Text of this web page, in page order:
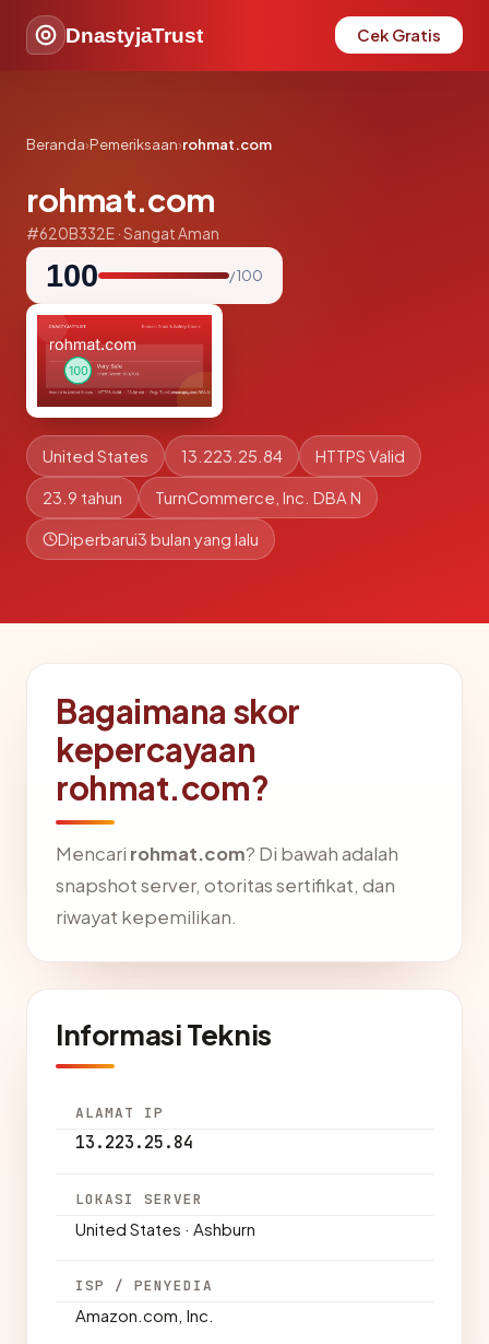
DnastyjaTrust Cek Gratis
Beranda›Pemeriksaan›rohmat.com
rohmat.com
#620B332E · Sangat Aman
100 / 100
United States 13.223.25.84 HTTPS Valid
23.9 tahun TurnCommerce, Inc. DBA N
Diperbarui3 bulan yang lalu
Bagaimana skor
kepercayaan
rohmat.com?
Mencari rohmat.com? Di bawah adalah
snapshot server, otoritas sertifikat, dan
riwayat kepemilikan.
Informasi Teknis
ALAMAT IP
13.223.25.84
LOKASI SERVER
United States · Ashburn
ISP / PENYEDIA
Amazon.com, Inc.